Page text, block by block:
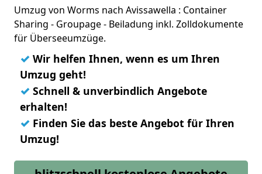
Umzug von Worms nach Avissawella : Container
Sharing - Groupage - Beiladung inkl. Zolldokumente
für Überseeumzüge.
✓ Wir helfen Ihnen, wenn es um Ihren
Umzug geht!
✓ Schnell & unverbindlich Angebote
erhalten!
✓ Finden Sie das beste Angebot für Ihren
Umzug!